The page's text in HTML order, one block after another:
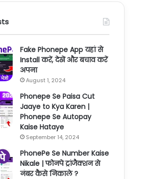
Fake Phonepe App यहां से
Install करें, देखें और बचाव करें
अपना
August 1, 2024
Phonepe Se Paisa Cut
Jaaye to Kya Karen |
Phonepe Se Autopay
Kaise Hataye
September 14, 2024
PhonePe Se Number Kaise
Nikale | फोनपे ट्रांजैक्शन से
नंबर कैसे निकाले ?